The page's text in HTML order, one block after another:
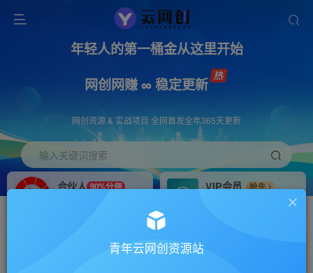
年轻人的第一桶金从这里开始
网创网赚 ∞ 稳定更新
网创资源 & 实战项目 全网首发全年365天更新
输入关键词搜索
合伙人 90%分佣
VIP会员
抢先
搭建同款网站，自己当老板
青年云网创资源站